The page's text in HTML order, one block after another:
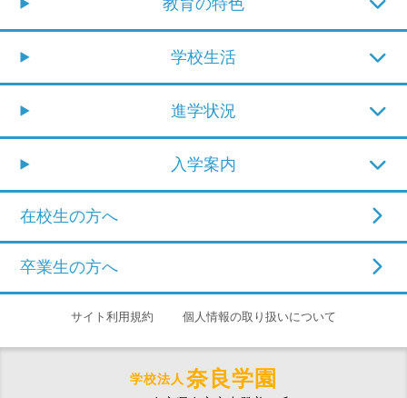
学校生活
進学状況
入学案内
在校生の方へ
卒業生の方へ
サイト利用規約 個人情報の取り扱いについて
学校法人 奈良学園